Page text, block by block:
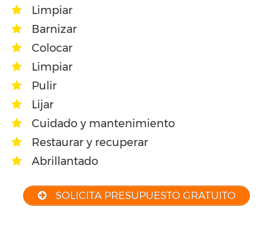
Limpiar
Barnizar
Colocar
Limpiar
Pulir
Lijar
Cuidado y mantenimiento
Restaurar y recuperar
Abrillantado
SOLICITA PRESUPUESTO GRATUITO